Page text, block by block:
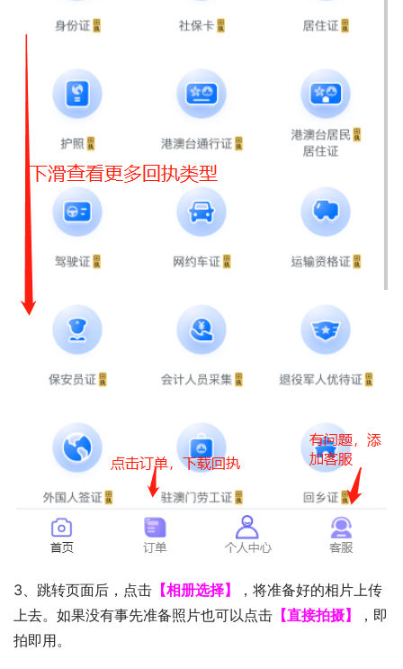
3、跳转页面后，点击 【相册选择】
，将准备好的相片上传
上去。如果没有事先准备照片也可以点击 【直接拍摄】
，即
拍即用。